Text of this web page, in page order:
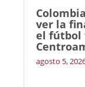
ver la
el fútbol
agosto 5,